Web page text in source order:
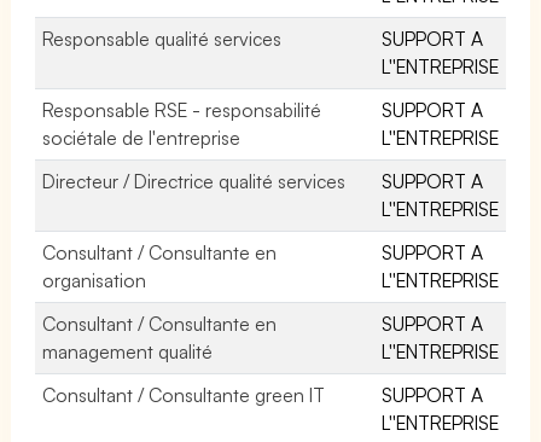
Responsable qualité services
SUPPORT A
L''ENTREPRISE
Responsable RSE - responsabilité
sociétale de l'entreprise
SUPPORT A
L''ENTREPRISE
Directeur / Directrice qualité services
SUPPORT A
L''ENTREPRISE
Consultant / Consultante en
organisation
SUPPORT A
L''ENTREPRISE
Consultant / Consultante en
management qualité
SUPPORT A
L''ENTREPRISE
Consultant / Consultante green IT
SUPPORT A
L''ENTREPRISE